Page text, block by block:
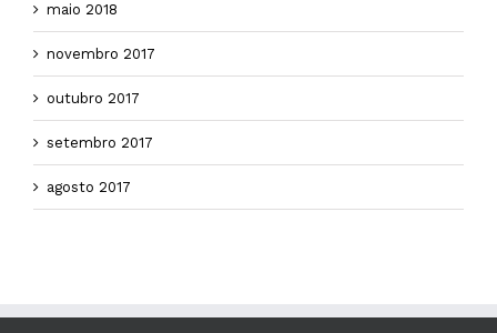
maio 2018
novembro 2017
outubro 2017
setembro 2017
agosto 2017